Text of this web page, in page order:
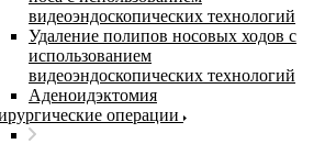
видеоэндоскопических технологий
Удаление полипов носовых ходов с
использованием
видеоэндоскопических технологий
Аденоидэктомия
операции